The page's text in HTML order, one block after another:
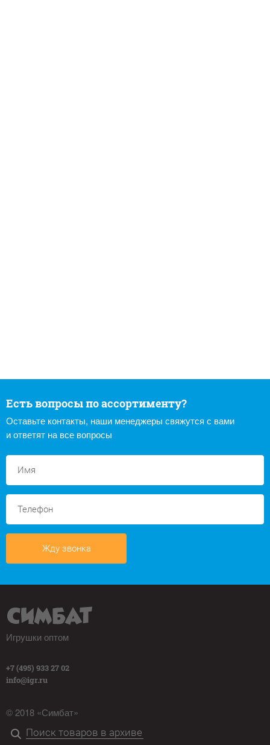
Есть вопросы по ассортименту?
Оставьте контакты, наши менеджеры свяжутся с вами
и ответят на все вопросы
Жду звонка
Игрушки оптом
+7 (495) 933 27 02
info@igr.ru
© 2018 «Симбат»